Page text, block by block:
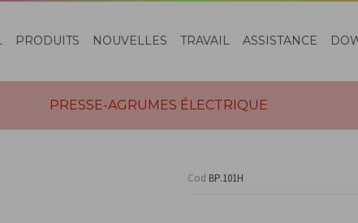
PRODUITS NOUVELLES TRAVAIL ASSISTANCE
PRESSE-AGRUMES ÉLECTRIQUE
Cod BP.101H